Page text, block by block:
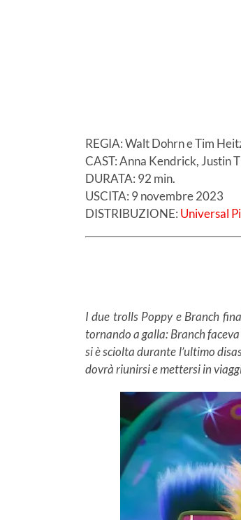
REGIA: Walt Dohrn e Tim
CAST: Anna Kendrick, Justin
DURATA: 92 min.
USCITA: 9 novembre 2023
DISTRIBUZIONE: Universal
I due trolls Poppy e Branch
tornando a galla: Branch
si è sciolta durante l’ultimo
dovrà riunirsi e mettersi in